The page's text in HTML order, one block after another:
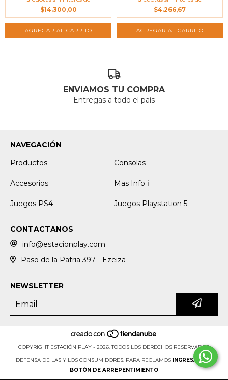
$14.300,00
$4.266,67
ENVIAMOS TU COMPRA
Entregas a todo el país
NAVEGACIÓN
Productos
Consolas
Accesorios Mas Info ℹ️
Juegos PS4 Juegos Playstation 5
CONTACTANOS
info@estacionplay.com
Paso de la Patria 397 - Ezeiza
NEWSLETTER
COPYRIGHT ESTACIÓN PLAY - 2026. TODOS LOS DERECHOS RESERVADOS.
DEFENSA DE LAS Y LOS CONSUMIDORES. PARA RECLAMOS INGRESÁ ACÁ.
BOTÓN DE ARREPENTIMIENTO